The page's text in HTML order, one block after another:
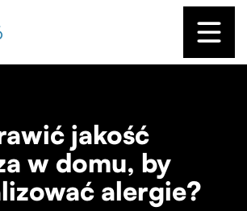
jakość
w domu, by
alergie?